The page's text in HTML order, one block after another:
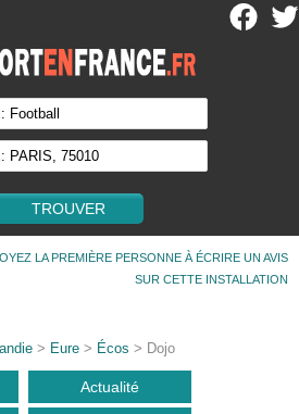
LA PREMIÈRE PERSONNE À ÉCRIRE UN AVIS
SUR CETTE INSTALLATION
> Eure > Écos > Dojo
Actualité